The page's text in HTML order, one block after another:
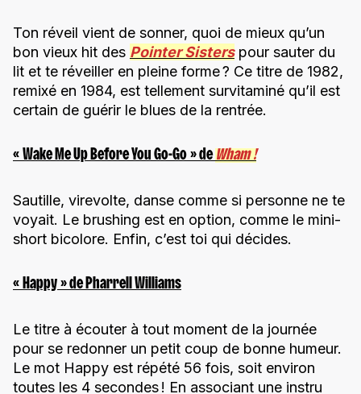
Ton réveil vient de sonner, quoi de mieux qu’un
bon vieux hit des Pointer Sisterspour sauter du
lit et te réveiller en pleine forme ? Ce titre de 1982,
remixé en 1984, est tellement survitaminé qu’il est
certain de guérir le blues de la rentrée.
« Wake Me Up Before You Go-Go » de Wham !
Sautille, virevolte, danse comme si personne ne te
voyait. Le brushing est en option, comme le mini-
short bicolore. Enfin, c’est toi qui décides.
« Happy » de Pharrell Williams
Le titre à écouter à tout moment de la journée
pour se redonner un petit coup de bonne humeur.
Le mot Happy est répété 56 fois, soit environ
toutes les 4 secondes ! En associant une instru